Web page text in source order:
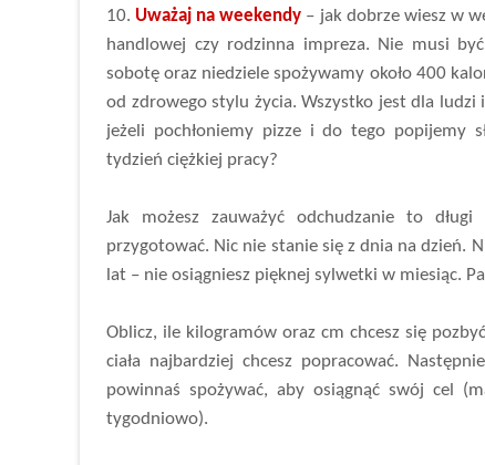
10. Uważaj na weekendy – jak dobrze wiesz w
handlowej czy rodzinna impreza. Nie musi
sobotę oraz niedziele spożywamy około 400
od zdrowego stylu życia. Wszystko jest dla ludzi
jeżeli pochłoniemy pizze i do tego popijemy
tydzień ciężkiej pracy?
Jak możesz zauważyć odchudzanie to
przygotować. Nic nie stanie się z dnia na dzień.
lat – nie osiągniesz pięknej sylwetki w miesiąc.
Oblicz, ile kilogramów oraz cm chcesz się
ciała najbardziej chcesz popracować.
powinnaś spożywać, aby osiągnąć swój cel
tygodniowo).